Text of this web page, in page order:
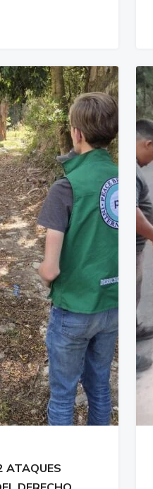
ATAQUES